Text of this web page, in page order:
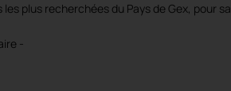
plus recherchées du Pays de Gex, pour sa
-